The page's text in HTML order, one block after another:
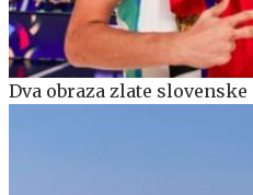
Dva obraza zlate